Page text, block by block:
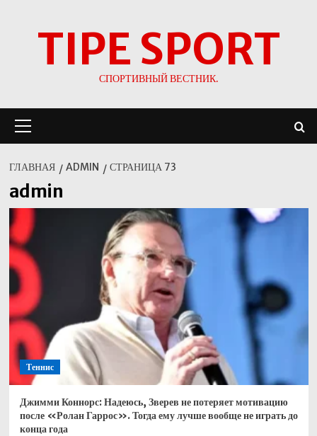
TIPE SPORT
СПОРТИВНЫЙ ВЕСТНИК.
меню
ГЛАВНАЯ ADMIN СТРАНИЦА 73
admin
Теннис
Джимми Коннорс: Надеюсь, Зверев не потеряет мотивацию
после «Ролан Гаррос». Тогда ему лучше вообще не играть до
конца года